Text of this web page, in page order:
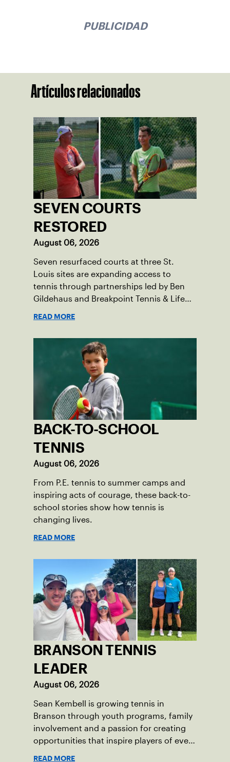
PUBLICIDAD
Artículos relacionados
SEVEN COURTS
RESTORED
August 06, 2026
Seven resurfaced courts at three St.
Louis sites are expanding access to
tennis through partnerships led by Ben
Gildehaus and Breakpoint Tennis & Life
READ MORE
BACK-TO-SCHOOL
TENNIS
August 06, 2026
From P.E. tennis to summer camps and
inspiring acts of courage, these back-to-
school stories show how tennis is
changing lives.
READ MORE
BRANSON TENNIS
LEADER
August 06, 2026
Sean Kembell is growing tennis in
Branson through youth programs, family
involvement and a passion for creating
opportunities that inspire players of every
READ MORE